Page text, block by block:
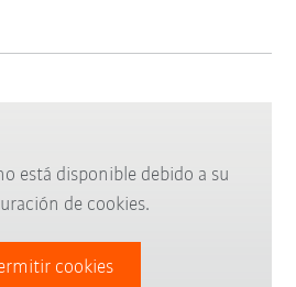
está disponible debido a su
de cookies.
cookies